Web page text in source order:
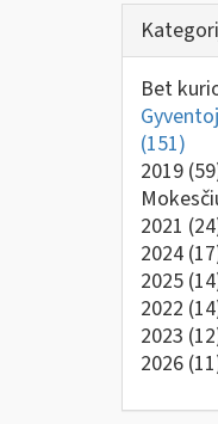
Bet
(151)
2019
2021
2024
2025
2022
2023
2026